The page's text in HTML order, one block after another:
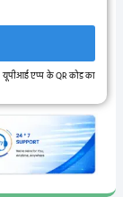
एप्प के QR कोड का